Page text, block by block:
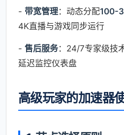
- 带宽管理：动态分配100-
4K直播与游戏同步运行
- 售后服务：24/7专家级技
延迟监控仪表盘
高级玩家的加速器